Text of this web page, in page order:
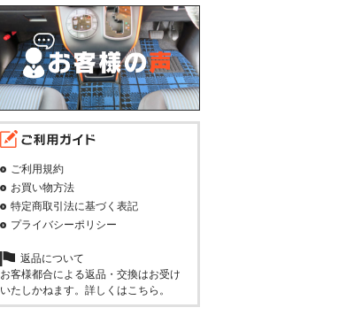
ご利用規約
お買い物方法
特定商取引法に基づく表記
プライバシーポリシー
返品について
お客様都合による返品・交換はお受け
いたしかねます。詳しくは こちら 。